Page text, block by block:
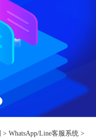
>WhatsApp/Line客服系统 >